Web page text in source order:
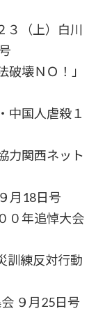
３（上）白川
壊ＮＯ！」
中国人虐殺１
力関西ネット
月18日号
０年追悼大会
練反対行動
９月25日号